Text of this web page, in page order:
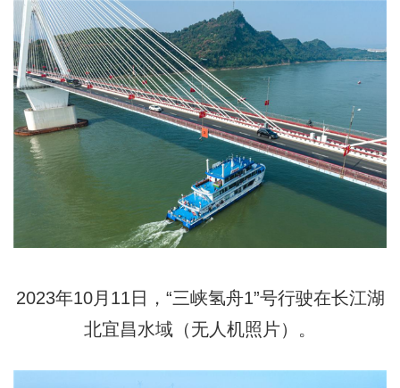
2023年10月11日，“三峡氢舟1”号行驶在长江湖
北宜昌水域（无人机照片）。